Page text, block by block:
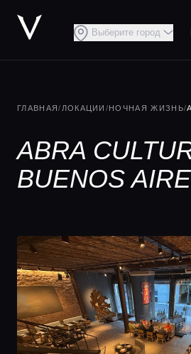
Выберите город
ГЛАВНАЯ/ ЛОКАЦИИ /НОЧНАЯ ЖИЗНЬ/
ABRA
BUENOS